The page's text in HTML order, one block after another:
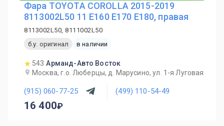
Фара TOYOTA COROLLA 2015-2019
8113002L50 11 E160 E170 E180, правая
8113002L50, 8111002L50
б.у. оригинал
в наличии
543 Арманд-Авто Восток
Москва, г.о. Люберцы, д. Марусино, ул. 1-я Луговая
(915) 060-77-25 (499) 110-54-49
16 400